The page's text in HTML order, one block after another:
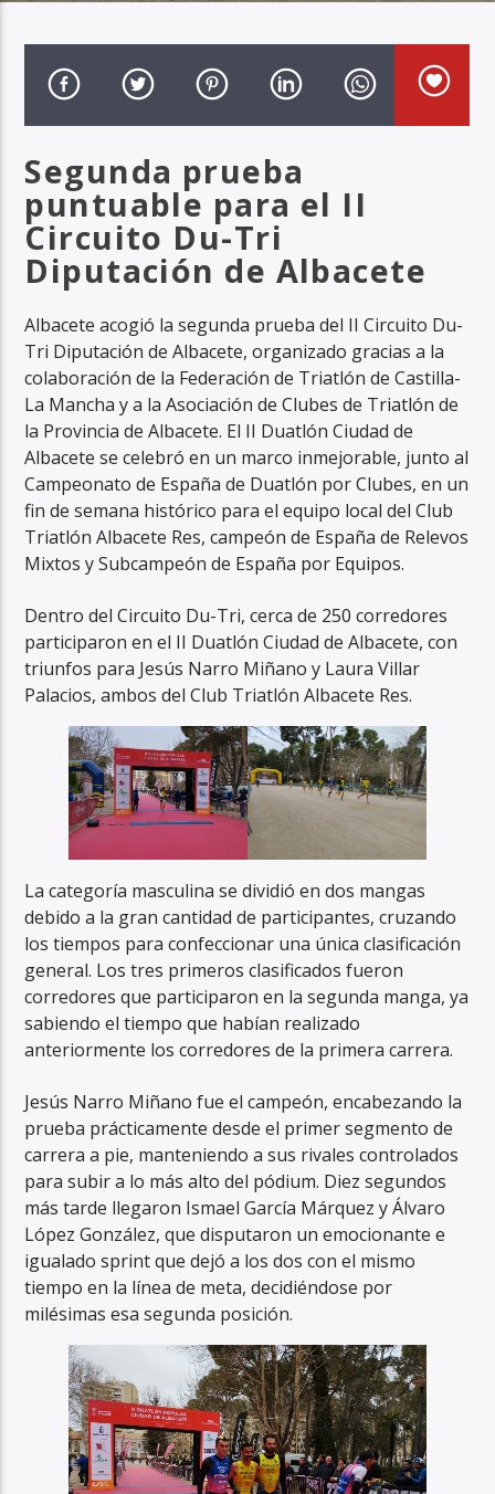
Radio Marca AB
Segunda prueba
puntuable para el II
Circuito Du-Tri
Diputación de Albacete
Albacete acogió la segunda prueba del II Circuito Du-
Tri Diputación de Albacete, organizado gracias a la
colaboración de la Federación de Triatlón de Castilla-
La Mancha y a la Asociación de Clubes de Triatlón de
la Provincia de Albacete. El II Duatlón Ciudad de
Albacete se celebró en un marco inmejorable, junto al
Campeonato de España de Duatlón por Clubes, en un
fin de semana histórico para el equipo local del Club
Triatlón Albacete Res, campeón de España de Relevos
Mixtos y Subcampeón de España por Equipos.
Dentro del Circuito Du-Tri, cerca de 250 corredores
participaron en el II Duatlón Ciudad de Albacete, con
triunfos para Jesús Narro Miñano y Laura Villar
Palacios, ambos del Club Triatlón Albacete Res.
La categoría masculina se dividió en dos mangas
debido a la gran cantidad de participantes, cruzando
los tiempos para confeccionar una única clasificación
general. Los tres primeros clasificados fueron
corredores que participaron en la segunda manga, ya
sabiendo el tiempo que habían realizado
anteriormente los corredores de la primera carrera.
Jesús Narro Miñano fue el campeón, encabezando la
prueba prácticamente desde el primer segmento de
carrera a pie, manteniendo a sus rivales controlados
para subir a lo más alto del pódium. Diez segundos
más tarde llegaron Ismael García Márquez y Álvaro
López González, que disputaron un emocionante e
igualado sprint que dejó a los dos con el mismo
tiempo en la línea de meta, decidiéndose por
milésimas esa segunda posición.